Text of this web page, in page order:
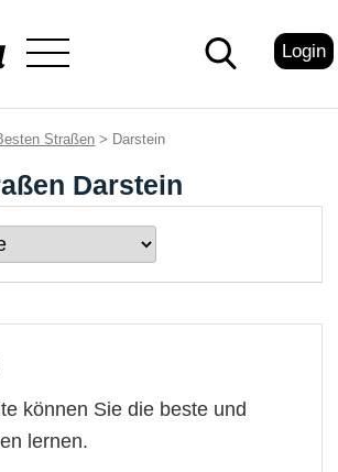
Login
Straßen > Darstein
Darstein
können Sie die beste und
lernen.